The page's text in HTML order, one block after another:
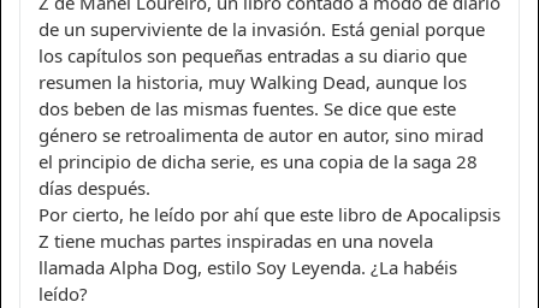
de un superviviente de la invasión. Está genial porque
los capítulos son pequeñas entradas a su diario que
resumen la historia, muy Walking Dead, aunque los
dos beben de las mismas fuentes. Se dice que este
género se retroalimenta de autor en autor, sino mirad
el principio de dicha serie, es una copia de la saga 28
días después.
Por cierto, he leído por ahí que este libro de Apocalipsis
Z tiene muchas partes inspiradas en una novela
llamada Alpha Dog, estilo Soy Leyenda. ¿La habéis
leído?